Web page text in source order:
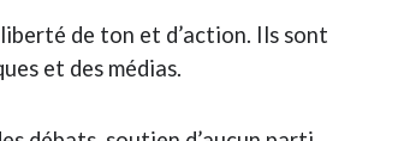
de ton et d’action. Ils sont
et des médias.